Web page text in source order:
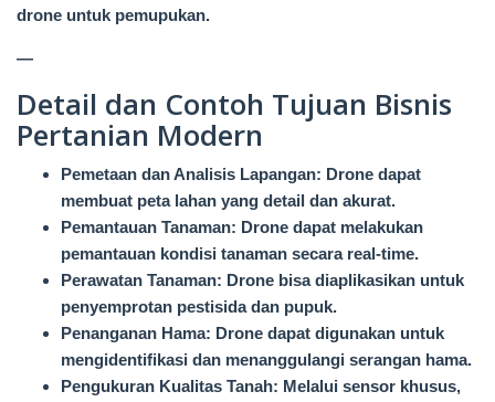
drone untuk pemupukan.
—
Detail dan Contoh Tujuan Bisnis
Pertanian Modern
Pemetaan dan Analisis Lapangan: Drone dapat
membuat peta lahan yang detail dan akurat.
Pemantauan Tanaman: Drone dapat melakukan
pemantauan kondisi tanaman secara real-time.
Perawatan Tanaman: Drone bisa diaplikasikan untuk
penyemprotan pestisida dan pupuk.
Penanganan Hama: Drone dapat digunakan untuk
mengidentifikasi dan menanggulangi serangan hama.
Pengukuran Kualitas Tanah: Melalui sensor khusus,